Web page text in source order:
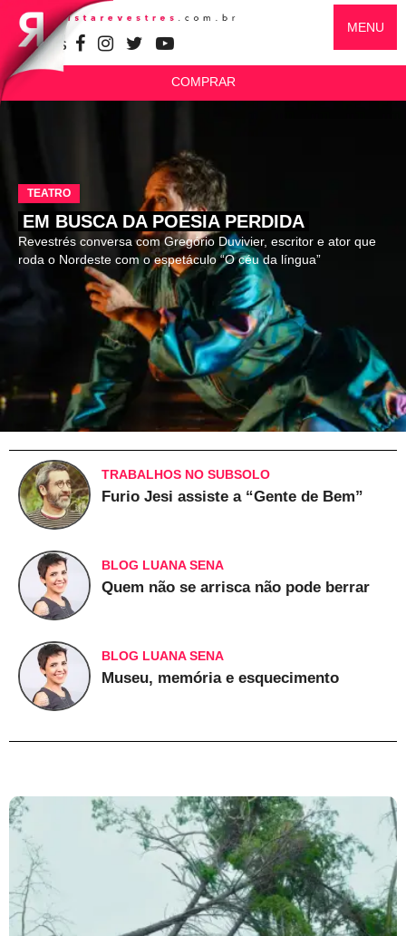
SIGA-NOS
MENU
COMPRAR
TEATRO
EM BUSCA DA POESIA PERDIDA
Revestrés conversa com Gregório Duvivier, escritor e ator que
roda o Nordeste com o espetáculo “O céu da língua”
TRABALHOS NO SUBSOLO
Furio Jesi assiste a “Gente de Bem”
BLOG LUANA SENA
Quem não se arrisca não pode berrar
BLOG LUANA SENA
Museu, memória e esquecimento